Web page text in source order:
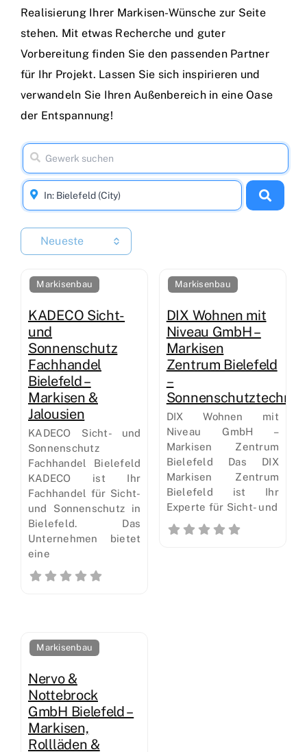
Realisierung Ihrer Markisen-Wünsche zur Seite
stehen. Mit etwas Recherche und guter
Vorbereitung finden Sie den passenden Partner
für Ihr Projekt. Lassen Sie sich inspirieren und
verwandeln Sie Ihren Außenbereich in eine Oase
der Entspannung!
Neueste
Markisenbau
KADECO Sicht-
und
Sonnenschutz
Fachhandel
Bielefeld –
Markisen &
Jalousien
KADECO Sicht- und
Sonnenschutz
Fachhandel Bielefeld
KADECO ist Ihr
Fachhandel für Sicht-
und Sonnenschutz in
Bielefeld. Das
Unternehmen bietet
eine
Markisenbau
DIX Wohnen mit
Niveau GmbH –
Markisen
Zentrum Bielefeld
–
Sonnenschutztechnik
DIX Wohnen mit
Niveau GmbH –
Markisen Zentrum
Bielefeld Das DIX
Markisen Zentrum
Bielefeld ist Ihr
Experte für Sicht- und
Markisenbau
Nervo &
Nottebrock
GmbH Bielefeld –
Markisen,
Rollläden &